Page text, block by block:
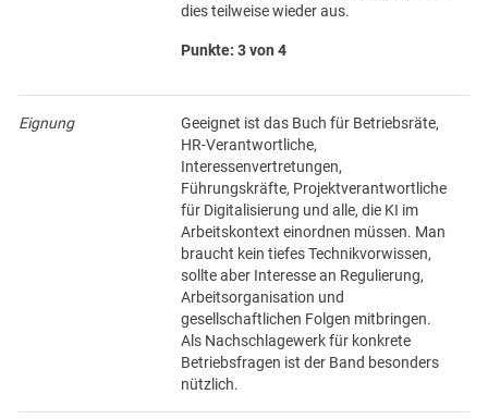
dies teilweise wieder aus.
Punkte: 3 von 4
Eignung
Geeignet ist das Buch für Betriebsräte,
HR-Verantwortliche,
Interessenvertretungen,
Führungskräfte, Projektverantwortliche
für Digitalisierung und alle, die KI im
Arbeitskontext einordnen müssen. Man
braucht kein tiefes Technikvorwissen,
sollte aber Interesse an Regulierung,
Arbeitsorganisation und
gesellschaftlichen Folgen mitbringen.
Als Nachschlagewerk für konkrete
Betriebsfragen ist der Band besonders
nützlich.